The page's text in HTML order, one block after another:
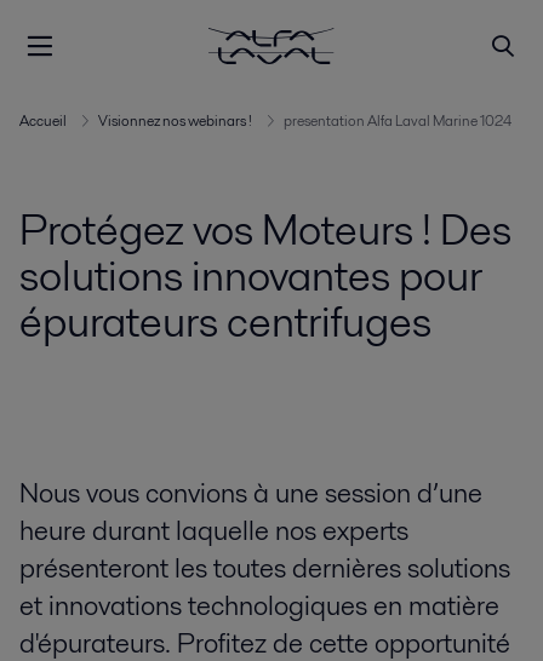
Accueil Visionnez nos webinars ! presentation Alfa Laval Marine 1024
Protégez vos Moteurs ! Des
solutions innovantes pour
épurateurs centrifuges
Nous vous convions à une session d’une
heure durant laquelle nos experts
présenteront les toutes dernières solutions
et innovations technologiques en matière
d'épurateurs. Profitez de cette opportunité